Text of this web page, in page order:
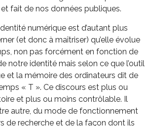
fait de nos données publiques.
numérique est d’autant plus
(et donc à maîtriser) qu’elle évolue
non pas forcément en fonction de
notre identité mais selon ce que l’outil
et la mémoire des ordinateurs dit de
« T ». Ce discours est plus ou
et plus ou moins contrôlable. Il
autre, du mode de fonctionnement
de recherche et de la façon dont ils